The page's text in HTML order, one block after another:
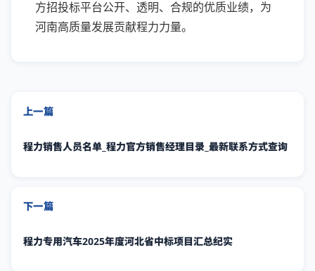
方招投标平台公开、透明、合规的优质业绩，为
河南高质量发展贡献程力力量。
上一篇
程力销售人员名单_程力官方销售经理目录_最新联系方式查询
下一篇
程力专用汽车2025年度河北省中标项目汇总纪实